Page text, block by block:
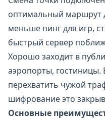
оптимальный маршрут
меньше пинг для игр,
быстрый сервер
Хорошо заходит в
аэропорты, гостиницы.
перехватить чужой
шифрование это
Основные